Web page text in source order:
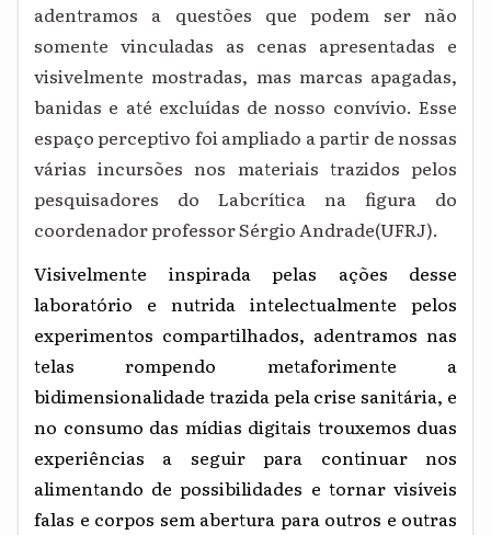
adentramos a questões que podem ser não
somente vinculadas as cenas apresentadas e
visivelmente mostradas, mas marcas apagadas,
banidas e até excluídas de nosso convívio. Esse
espaço perceptivo foi ampliado a partir de nossas
várias incursões nos materiais trazidos pelos
pesquisadores do Labcrítica na figura do
coordenador professor Sérgio Andrade(UFRJ).
Visivelmente inspirada pelas ações desse
laboratório e nutrida intelectualmente pelos
experimentos compartilhados, adentramos nas
telas rompendo metaforimente a
bidimensionalidade trazidapelacrise sanitária, e
no consumo das mídias digitais trouxemos duas
experiências a seguir para continuar nos
alimentando de possibilidades e tornar visíveis
falas e corpos sem abertura para outros e outras